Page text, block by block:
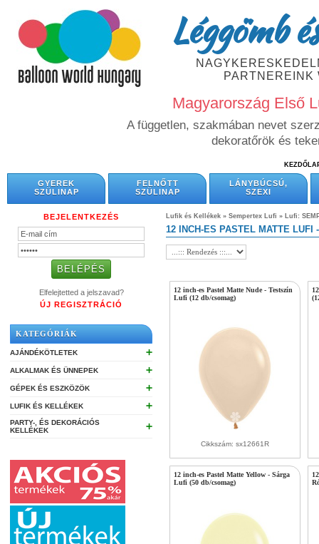
Léggömb
PARTNEREINK
Magyarország Első
A független, szakmában nevet
dekoratőrök és
GYEREK
SZÜLINAP
FELNŐTT
SZÜLINAP
LÁNYBÚCSÚ,
SZEXI
BEJELENTKEZÉS
Elfelejtetted a jelszavad?
ÚJ REGISZTRÁCIÓ
KATEGÓRIÁK
AJÁNDÉKÖTLETEK ➕
ALKALMAK ÉS ÜNNEPEK ➕
GÉPEK ÉS ESZKÖZÖK ➕
LUFIK ÉS KELLÉKEK ➕
PARTY-, ÉS DEKORÁCIÓS
KELLÉKEK
➕
Lufik és Kellékek » Sempertex Lufi » Lufi:
12 INCH-ES PASTEL MATTE LUFI
12 inch-es Pastel Matte Nude - Testszín
Lufi (12 db/csomag)
Cikkszám: sx12661R
12 inch-es Pastel Matte Yellow - Sárga
Lufi (50 db/csomag)